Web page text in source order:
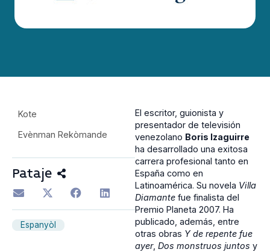
Kote
Evènman Rekòmande
Pataje
Espanyòl
El escritor, guionista y
presentador de televisión
venezolano Boris Izaguirre
ha desarrollado una exitosa
carrera profesional tanto en
España como en
Latinoamérica. Su novela Villa
Diamante fue finalista del
Premio Planeta 2007. Ha
publicado, además, entre
otras obras Y de repente fue
ayer, Dos monstruos juntos y